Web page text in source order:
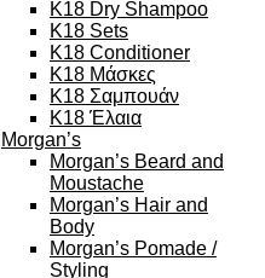
K18 Dry Shampoo
K18 Sets
K18 Conditioner
K18 Μάσκες
K18 Σαμπουάν
K18 Έλαια
Morgan’s
Morgan’s Beard and
Moustache
Morgan’s Hair and
Body
Morgan’s Pomade /
Styling